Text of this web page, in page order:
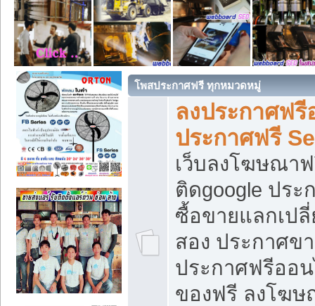
โพสประกาศฟรี ทุกหมวดหมู่
ลงประกาศฟ
ประกาศฟรี
เว็บลงโฆษณา
ติดgoogle ปร
ซื้อขายแลกเป
สอง ประกาศข
ประกาศฟรีออ
ของฟรี ลงโฆ